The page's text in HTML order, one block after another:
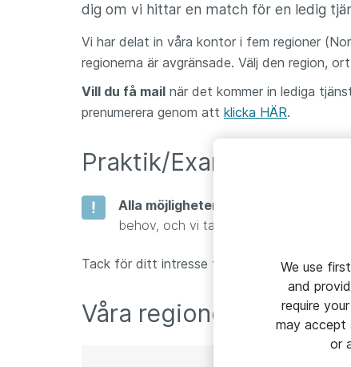
dig om vi hittar en match för en ledig
Vi har delat in våra kontor i fem regioner
regionerna är avgränsade. Välj den region,
Vill du få mail när det kommer in lediga
prenumerera genom att klicka HÄR.
Praktik/Examensarbete
Alla möjligheter till praktik eller
behov, och vi tar tyvärr inte emot
Tack för ditt intresse för Atea!
Våra regioner
We use
and
require
may accept
or